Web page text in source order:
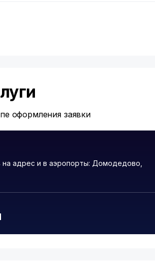
оформления заявки
адрес и в аэропорты: Домодедово,